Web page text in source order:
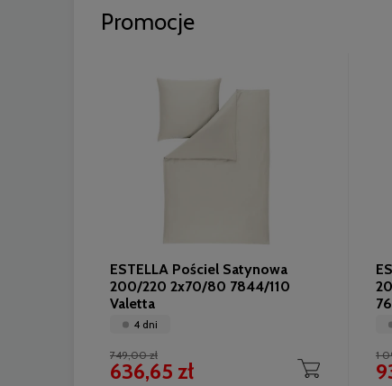
Promocje
ESTELLA Pościel Satynowa
200/220 2x70/80 7844/110
Valetta
4 dni
749,00 zł
636,65 zł
1